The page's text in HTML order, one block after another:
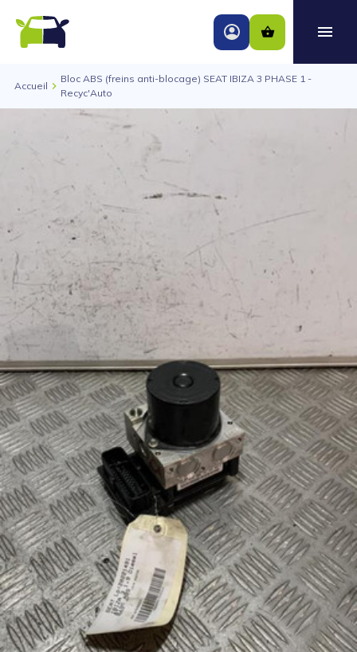
Accueil
Bloc ABS (freins anti-blocage) SEAT IBIZA 3 PHASE 1 -
Recyc'Auto